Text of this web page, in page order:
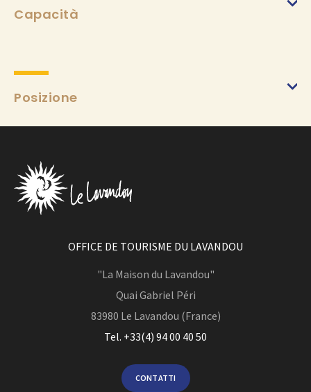
Capacità
Posizione
OFFICE DE TOURISME DU LAVANDOU
"La Maison du Lavandou"
Quai Gabriel Péri
83980 Le Lavandou (France)
Tel. +33(4) 94 00 40 50
CONTATTI